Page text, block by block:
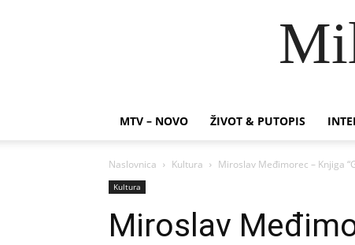
MTV – NOVO ŽIVOT & PUTOPIS
Naslovnica Kultura Miroslav Međimorec – Knjiga
Kultura
Miroslav